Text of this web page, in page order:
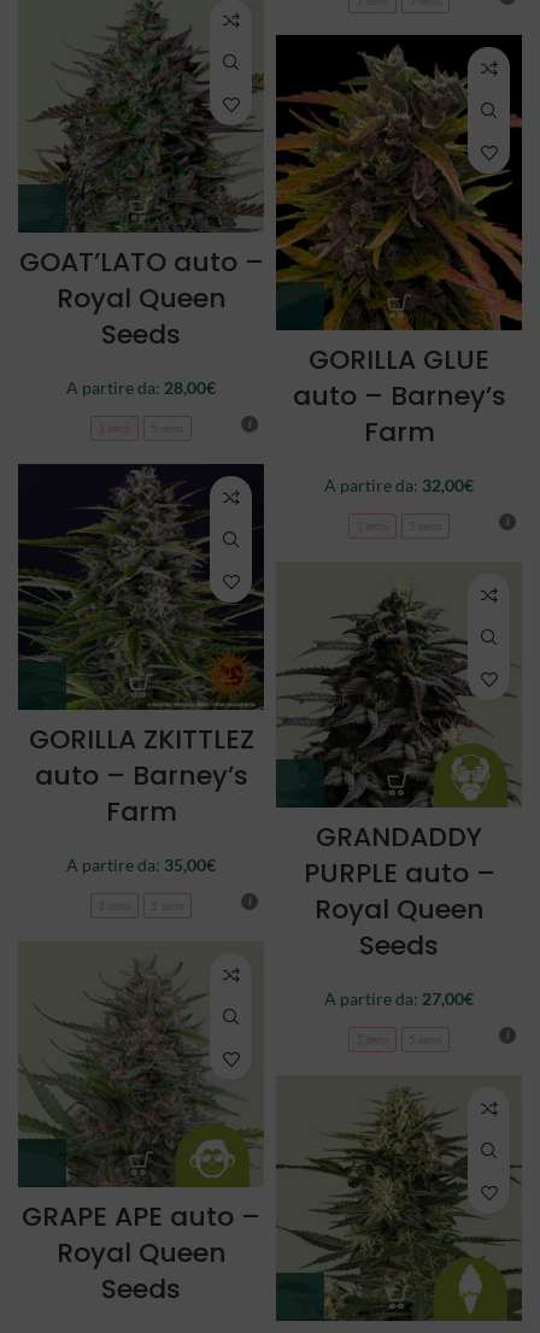
GOAT’LATO auto –
Royal Queen
Seeds
A partire da: 28,00€
3 semi
GORILLA GLUE
auto – Barney’s
Farm
A partire da: 32,00€
3 semi
GORILLA ZKITTLEZ
auto – Barney’s
Farm
A partire da: 35,00€
GRANDADDY
PURPLE auto –
Royal Queen
Seeds
A partire da: 27,00€
3 semi
GRAPE APE auto –
Royal Queen
Seeds